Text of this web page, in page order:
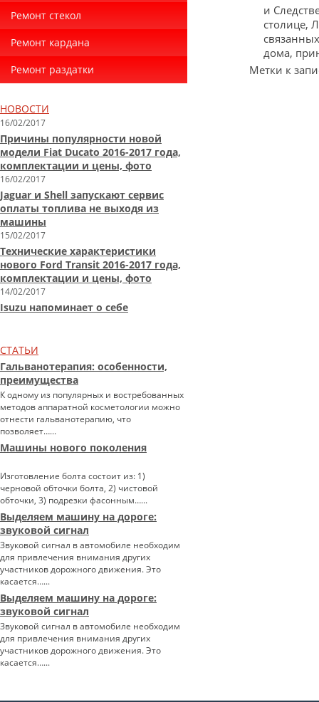
Ремонт стекол
Ремонт кардана
Ремонт раздатки
НОВОСТИ
16/02/2017
Причины популярности новой
модели Fiat Ducato 2016-2017 года,
комплектации и цены, фото
16/02/2017
Jaguar и Shell запускают сервис
оплаты топлива не выходя из
машины
15/02/2017
Технические характеристики
нового Ford Transit 2016-2017 года,
комплектации и цены, фото
14/02/2017
Isuzu напоминает о себе
СТАТЬИ
Гальванотерапия: особенности,
преимущества
К одному из популярных и востребованных
методов аппаратной косметологии можно
отнести гальванотерапию, что
позволяет…...
Машины нового поколения
Изготовление болта состоит из: 1)
черновой обточки болта, 2) чистовой
обточки, 3) подрезки фасонным…...
Выделяем машину на дороге:
звуковой сигнал
Звуковой сигнал в автомобиле необходим
для привлечения внимания других
участников дорожного движения. Это
касается…...
Выделяем машину на дороге:
звуковой сигнал
Звуковой сигнал в автомобиле необходим
для привлечения внимания других
участников дорожного движения. Это
касается…...
и
столице,
дома,
Метки к